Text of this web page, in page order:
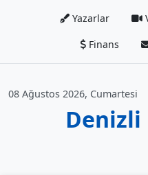
Yazarlar
Finans
08 Ağustos 2026, Cumartesi